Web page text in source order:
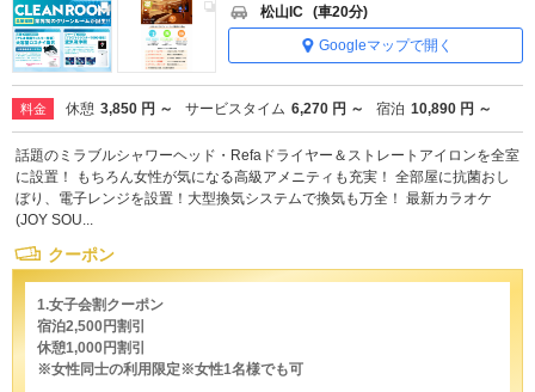
松山IC (車20分)
Googleマップで開く
料金 休憩 3,850 円 ～ サービスタイム 6,270 円 ～ 宿泊 10,890 円 ～
話題のミラブルシャワーヘッド・Refaドライヤー＆ストレートアイロンを全室
に設置！ もちろん女性が気になる高級アメニティも充実！ 全部屋に抗菌おし
ぼり、電子レンジを設置！大型換気システムで換気も万全！ 最新カラオケ
(JOY SOU...
クーポン
1.女子会割クーポン
宿泊2,500円割引
休憩1,000円割引
※女性同士の利用限定※女性1名様でも可